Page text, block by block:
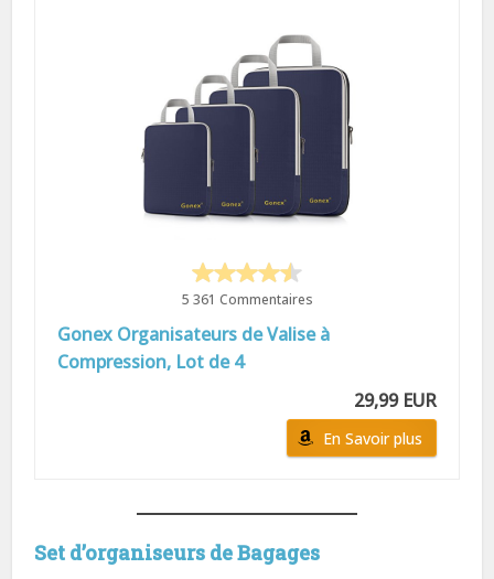
5 361 Commentaires
Gonex Organisateurs de Valise à
Compression, Lot de 4
29,99 EUR
En Savoir plus
Set d’organiseurs de Bagages